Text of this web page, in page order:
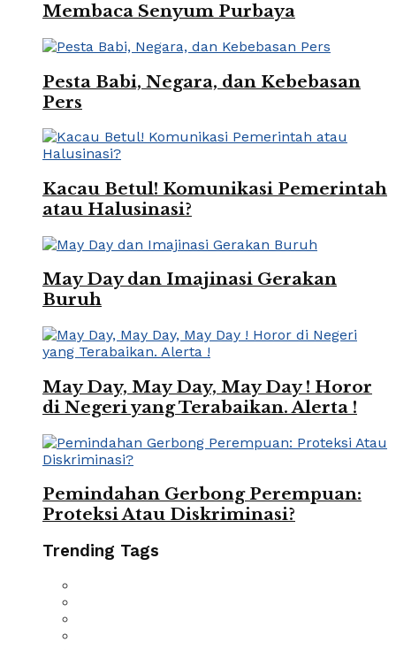
Membaca Senyum Purbaya
Pesta Babi, Negara, dan Kebebasan
Pers
Kacau Betul! Komunikasi Pemerintah
atau Halusinasi?
May Day dan Imajinasi Gerakan
Buruh
May Day, May Day, May Day ! Horor
di Negeri yang Terabaikan. Alerta !
Pemindahan Gerbong Perempuan:
Proteksi Atau Diskriminasi?
Trending Tags